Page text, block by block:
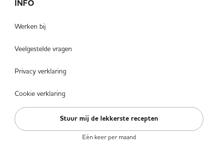
INFO
Werken bij
Veelgestelde vragen
Privacy verklaring
Cookie verklaring
Stuur mij de lekkerste recepten
Eén keer per maand